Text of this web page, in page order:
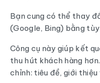
Bạn cung có thể thay
(Google, Bing) bằng tùy
Công cụ này giúp kết
thu hút khách hàng
chỉnh: tiêu đề, giới thiệu